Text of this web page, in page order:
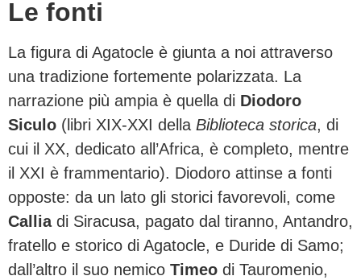
Le fonti
La figura di Agatocle è giunta a noi attraverso
una tradizione fortemente polarizzata. La
narrazione più ampia è quella di Diodoro
Siculo (libri XIX-XXI della Biblioteca storica, di
cui il XX, dedicato all’Africa, è completo, mentre
il XXI è frammentario). Diodoro attinse a fonti
opposte: da un lato gli storici favorevoli, come
Calliadi Siracusa, pagato dal tiranno, Antandro,
fratello e storico di Agatocle, e Duride di Samo;
dall’altro il suo nemico Timeo di Tauromenio,